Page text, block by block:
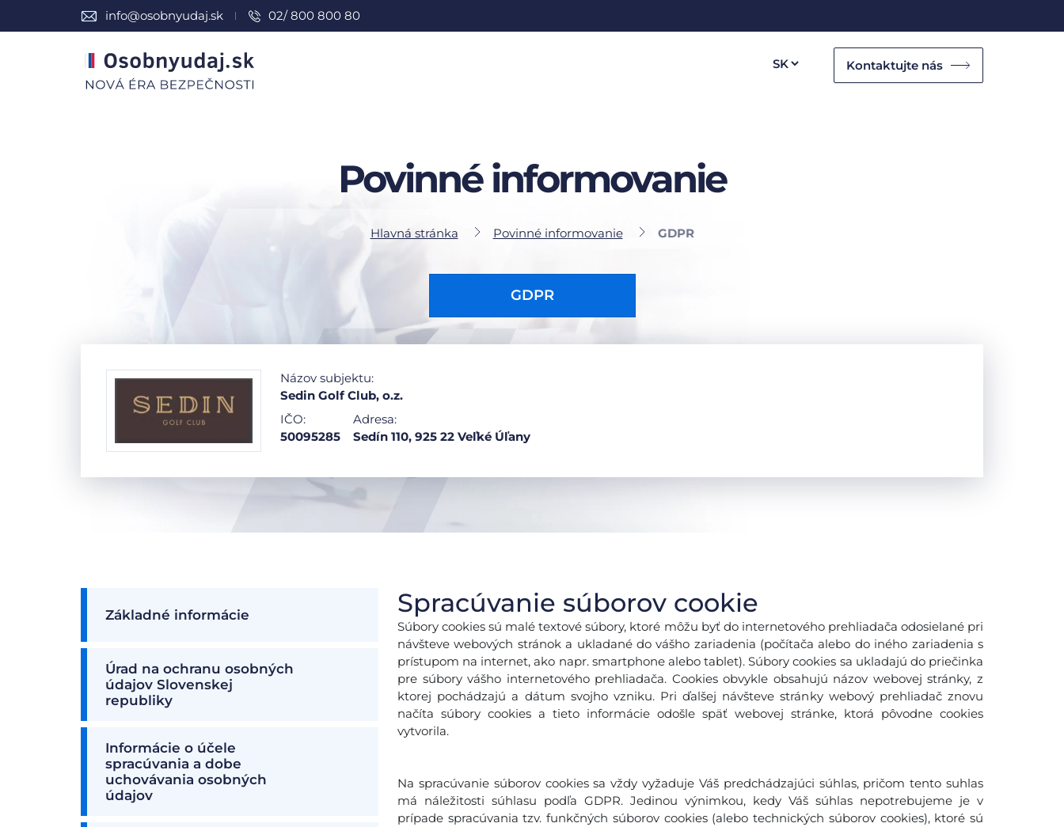
info@osobnyudaj.sk 02/ 800 800 80
Kontaktujte nás
Povinné informovanie
Hlavná stránka Povinné informovanie GDPR
GDPR
Názov subjektu:
Sedin Golf Club, o.z.
IČO:
50095285
Adresa:
Sedín 110, 925 22 Veľké Úľany
Základné informácie
Úrad na ochranu osobných
údajov Slovenskej
republiky
Informácie o účele
spracúvania a dobe
uchovávania osobných
údajov
Spracúvanie súborov cookie
Súbory cookies sú malé textové súbory, ktoré môžu byť do internetového prehliadača odosielané pri
návšteve webových stránok a ukladané do vášho zariadenia (počítača alebo do iného zariadenia s
prístupom na internet, ako napr. smartphone alebo tablet). Súbory cookies sa ukladajú do priečinka
pre súbory vášho internetového prehliadača. Cookies obvykle obsahujú názov webovej stránky, z
ktorej pochádzajú a dátum svojho vzniku. Pri ďalšej návšteve stránky webový prehliadač znovu
načíta súbory cookies a tieto informácie odošle späť webovej stránke, ktorá pôvodne cookies
vytvorila.
Na spracúvanie súborov cookies sa vždy vyžaduje Váš predchádzajúci súhlas, pričom tento suhlas
má náležitosti súhlasu podľa GDPR. Jedinou výnimkou, kedy Váš súhlas nepotrebujeme je v
prípade spracúvania tzv. funkčných súborov cookies (alebo technických súborov cookies), ktoré sú